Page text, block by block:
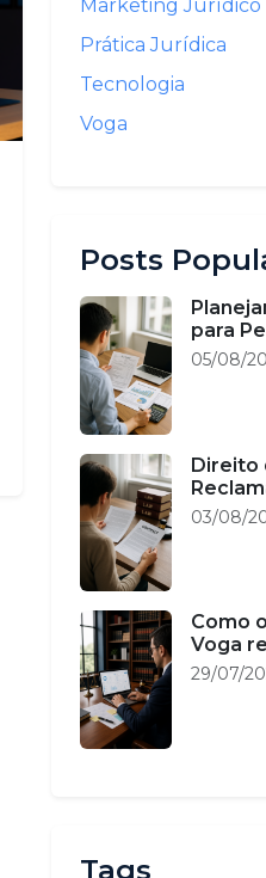
Marketing Jurídico
Prática Jurídica
Tecnologia
Voga
Posts
para
05/08/
Direito
03/08/
Como
Voga
29/07/
Tags